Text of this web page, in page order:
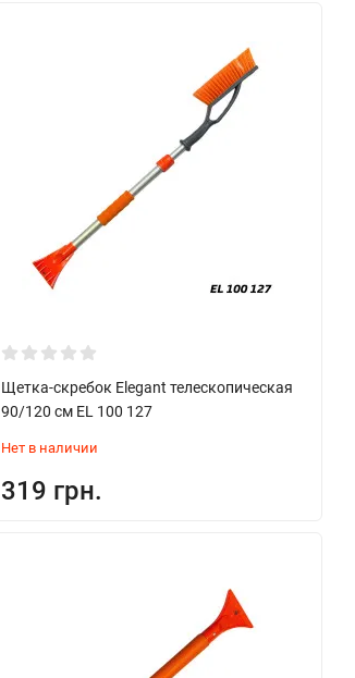
Щетка-скребок Elegant телескопическая
90/120 см EL 100 127
Нет в наличии
319 грн.